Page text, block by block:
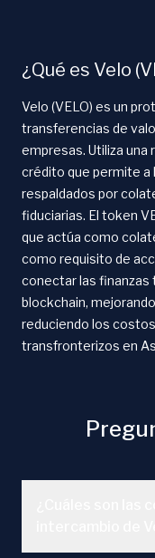
¿Qué es Velo
Velo (VELO) es un
transferencias de
empresas. Utiliza una
crédito que permite
respaldados por
fiduciarias. El token
que actúa como
como requisito de
conectar las finanzas
blockchain,
reduciendo los
transfronterizos en